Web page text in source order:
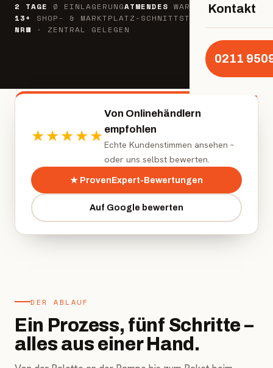
Kontakt
0211
2 TAGE Ø EINLAGERUNGATMENDES WARENLAGER
13+
SHOP- & MARKTPLATZ-SCHNITTSTELLEN
NRW · ZENTRAL GELEGEN
★★★★★
Von Onlinehändlern
empfohlen
Echte Kundenstimmen ansehen –
oder uns selbst bewerten.
★ ProvenExpert-Bewertungen
Auf Google bewerten
DER ABLAUF
Ein Prozess, fünf Schritte –
alles aus einer Hand.